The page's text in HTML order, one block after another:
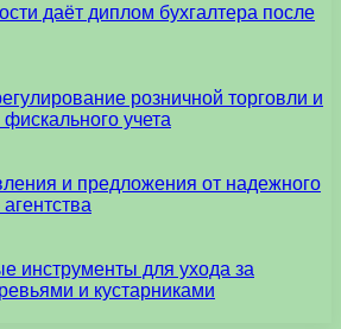
даёт диплом бухгалтера после
розничной торговли и
учета
и предложения от надежного
инструменты для ухода за
и кустарниками